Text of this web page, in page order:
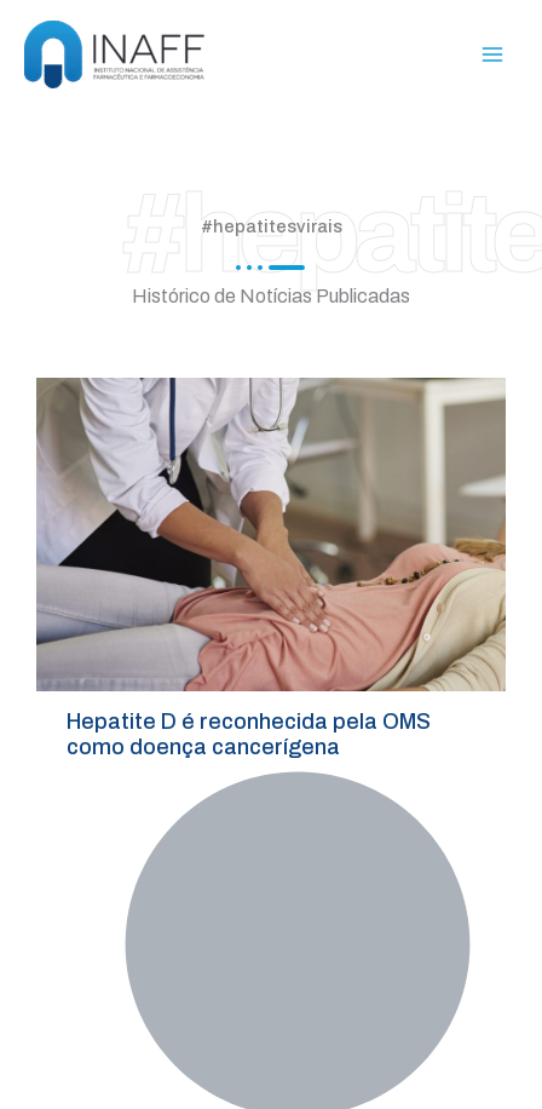
para
#hepatitesvirais
Histórico de Notícias Publicadas
Hepatite D é reconhecida pela OMS
como doença cancerígena